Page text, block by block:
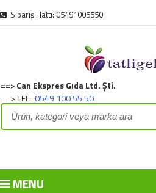
Sipariş Hattı: 05491005550
Can Ekspres Gıda Ltd. Şti.
TEL :0549 100 55 50
MENU